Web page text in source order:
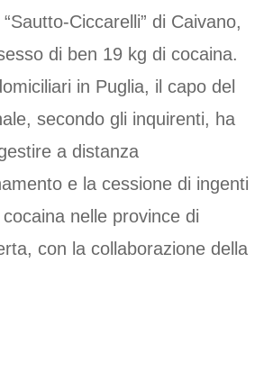
Ciccarelli” di Caivano,
di ben 19 kg di cocaina.
in Puglia, il capo del
secondo gli inquirenti, ha
a distanza
e la cessione di ingenti
nelle province di
con la collaborazione della